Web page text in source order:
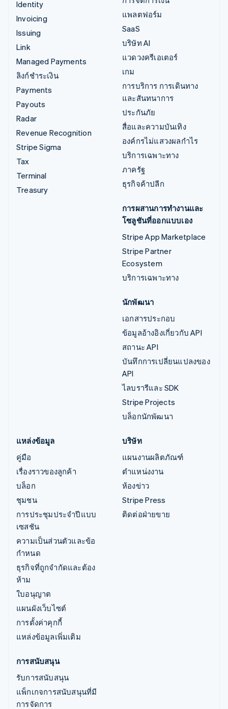
Identity
Invoicing
Issuing
Link
Managed Payments
ลิงก์ชำระเงิน
Payments
Payouts
Radar
Revenue Recognition
Stripe Sigma
Tax
Terminal
Treasury
แพลตฟอร์ม
SaaS
บริษัท AI
แวดวงครีเอเตอร์
เกม
การบริการ การเดินทาง
และสันทนาการ
ประกันภัย
สื่อและความบันเทิง
องค์กรไม่แสวงผลกำไร
บริการเฉพาะทาง
ภาครัฐ
ธุรกิจค้าปลีก
การผสานการทำงานและ
โซลูชันที่ออกแบบเอง
Stripe App Marketplace
Stripe Partner
Ecosystem
บริการเฉพาะทาง
นักพัฒนา
เอกสารประกอบ
ข้อมูลอ้างอิงเกี่ยวกับ API
สถานะ API
บันทึกการเปลี่ยนแปลงของ
API
ไลบรารีและ SDK
Stripe Projects
บล็อกนักพัฒนา
แหล่งข้อมูล
คู่มือ
เรื่องราวของลูกค้า
บล็อก
ชุมชน
การประชุมประจำปีแบบ
เซสชัน
ความเป็นส่วนตัวและข้อ
กำหนด
ธุรกิจที่ถูกจำกัดและต้อง
ห้าม
ใบอนุญาต
แผนผังเว็บไซต์
การตั้งค่าคุกกี้
แหล่งข้อมูลเพิ่มเติม
บริษัท
แผนงานผลิตภัณฑ์
ตำแหน่งงาน
ห้องข่าว
Stripe Press
ติดต่อฝ่ายขาย
การสนับสนุน
รับการสนับสนุน
แพ็กเกจการสนับสนุนที่มี
การจัดการ